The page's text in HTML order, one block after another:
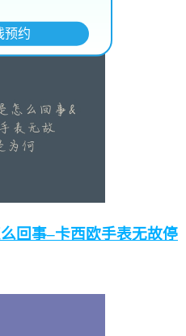
回事–卡西欧手表无故停
预约